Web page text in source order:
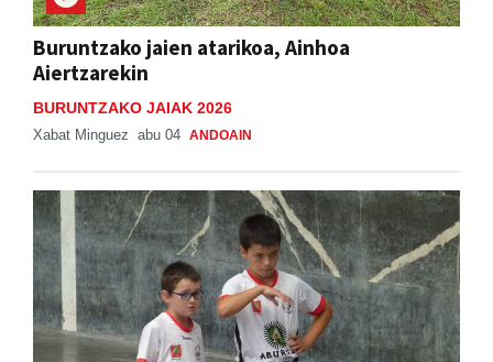
Buruntzako jaien atarikoa, Ainhoa
Aiertzarekin
BURUNTZAKO JAIAK 2026
Xabat Minguez abu 04 ANDOAIN